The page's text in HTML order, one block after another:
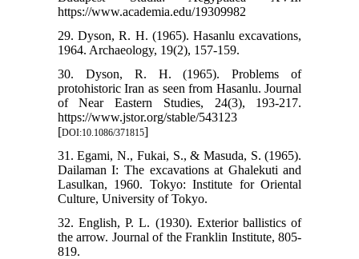
https://www.academia.edu/19309982
29. Dyson, R. H. (1965). Hasanlu excavations,
1964. Archaeology, 19(2), 157-159.
30. Dyson, R. H. (1965). Problems of
protohistoric Iran as seen from Hasanlu. Journal
of Near Eastern Studies, 24(3), 193-217.
https://www.jstor.org/stable/543123
[DOI:10.1086/371815]
31. Egami, N., Fukai, S., & Masuda, S. (1965).
Dailaman I: The excavations at Ghalekuti and
Lasulkan, 1960. Tokyo: Institute for Oriental
Culture, University of Tokyo.
32. English, P. L. (1930). Exterior ballistics of
the arrow. Journal of the Franklin Institute, 805-
819.